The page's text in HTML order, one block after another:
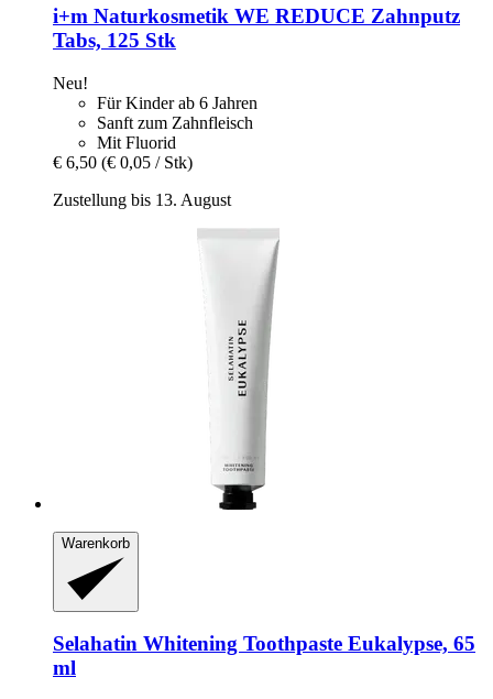
i+m Naturkosmetik WE REDUCE Zahnputz
Tabs, 125 Stk
Neu!
Für Kinder ab 6 Jahren
Sanft zum Zahnfleisch
Mit Fluorid
€ 6,50 (€ 0,05 / Stk)
Zustellung bis 13. August
Warenkorb
Selahatin Whitening Toothpaste Eukalypse, 65
ml